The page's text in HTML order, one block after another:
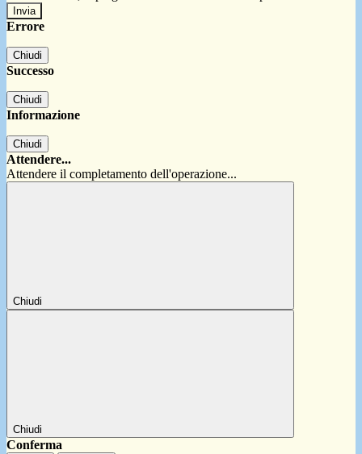
Errore
Chiudi
Successo
Chiudi
Informazione
Chiudi
Attendere...
Attendere il completamento dell'operazione...
Chiudi
Chiudi
Conferma